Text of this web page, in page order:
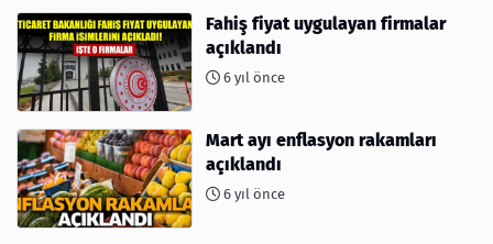
Fahiş fiyat uygulayan firmalar
açıklandı
6 yıl önce
Mart ayı enflasyon rakamları
açıklandı
6 yıl önce